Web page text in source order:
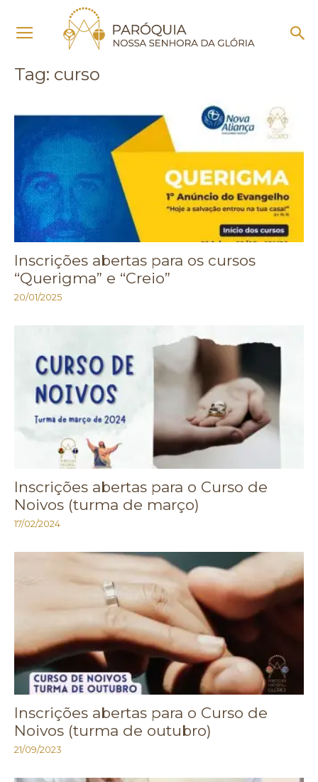
Curso
Tag: curso
Inscrições abertas para os cursos
“Querigma” e “Creio”
20/01/2025
Inscrições abertas para o Curso de
Noivos (turma de março)
17/02/2024
Inscrições abertas para o Curso de
Noivos (turma de outubro)
21/09/2023